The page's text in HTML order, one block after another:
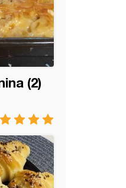
(2)